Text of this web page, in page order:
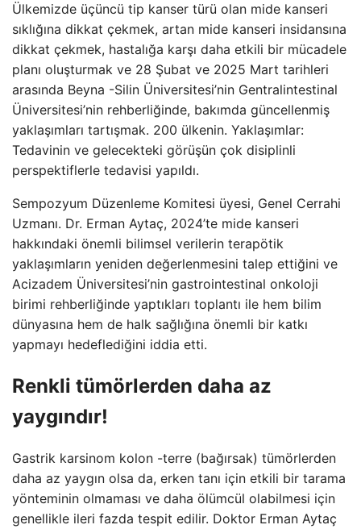
Ülkemizde üçüncü tip kanser türü olan mide kanseri
sıklığına dikkat çekmek, artan mide kanseri insidansına
dikkat çekmek, hastalığa karşı daha etkili bir mücadele
planı oluşturmak ve 28 Şubat ve 2025 Mart tarihleri ​​
arasında Beyna -Silin Üniversitesi’nin Gentralintestinal
Üniversitesi’nin rehberliğinde, bakımda güncellenmiş
yaklaşımları tartışmak. 200 ülkenin. Yaklaşımlar:
Tedavinin ve gelecekteki görüşün çok disiplinli
perspektiflerle tedavisi yapıldı.
Sempozyum Düzenleme Komitesi üyesi, Genel Cerrahi
Uzmanı. Dr. Erman Aytaç, 2024’te mide kanseri
hakkındaki önemli bilimsel verilerin terapötik
yaklaşımların yeniden değerlenmesini talep ettiğini ve
Acizadem Üniversitesi’nin gastrointestinal onkoloji
birimi rehberliğinde yaptıkları toplantı ile hem bilim
dünyasına hem de halk sağlığına önemli bir katkı
yapmayı hedeflediğini iddia etti.
Renkli tümörlerden daha az
yaygındır!
Gastrik karsinom kolon -terre (bağırsak) tümörlerden
daha az yaygın olsa da, erken tanı için etkili bir tarama
yönteminin olmaması ve daha ölümcül olabilmesi için
genellikle ileri fazda tespit edilir. Doktor Erman Aytaç